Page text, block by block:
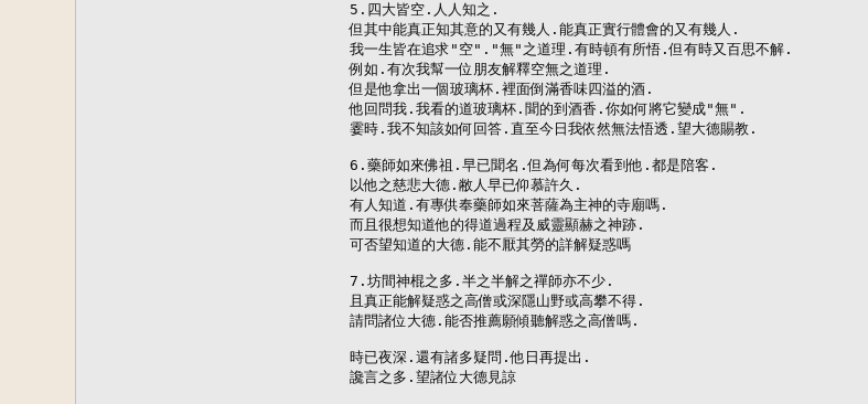
5.四大皆空.人人知之.
但其中能真正知其意的又有幾人.能真正實行體會的又有幾人.
我一生皆在追求"空"."無"之道理.有時頓有所悟.但有時又百思不解.
例如.有次我幫一位朋友解釋空無之道理.
但是他拿出一個玻璃杯.裡面倒滿香味四溢的酒.
他回問我.我看的道玻璃杯.聞的到酒香.你如何將它變成"無".
霎時.我不知該如何回答.直至今日我依然無法悟透.望大德賜教.
6.藥師如來佛祖.早已聞名.但為何每次看到他.都是陪客.
以他之慈悲大德.敝人早已仰慕許久.
有人知道.有專供奉藥師如來菩薩為主神的寺廟嗎.
而且很想知道他的得道過程及威靈顯赫之神跡.
可否望知道的大德.能不厭其勞的詳解疑惑嗎
7.坊間神棍之多.半之半解之禪師亦不少.
且真正能解疑惑之高僧或深隱山野或高攀不得.
請問諸位大德.能否推薦願傾聽解惑之高僧嗎.
時已夜深.還有諸多疑問.他日再提出.
讒言之多.望諸位大德見諒